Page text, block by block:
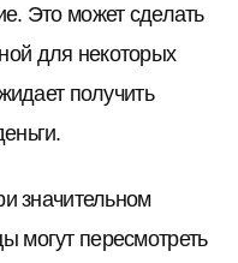
Это может сделать
для некоторых
получить
значительном
могут пересмотреть